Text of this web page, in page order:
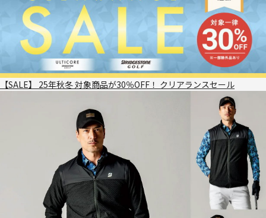
【SALE】 25年秋冬 対象商品が30％OFF！ クリアランスセール